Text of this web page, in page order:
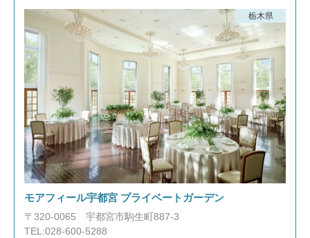
栃木県
モアフィール宇都宮 プライベートガーデン
〒320-0065 宇都宮市駒生町887-3
TEL:028-600-5288